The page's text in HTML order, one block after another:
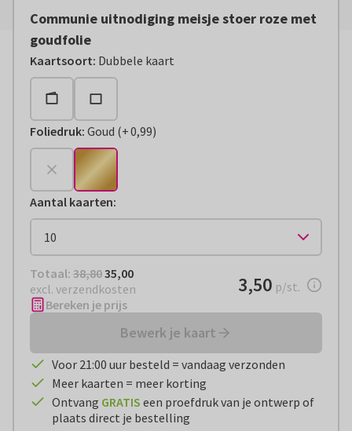
Communie uitnodiging meisje stoer roze met
goudfolie
Kaartsoort: Dubbele kaart
Foliedruk: Goud (
+€ 0,99
+0,99)
Aantal kaarten:
Totaal: € 35,00
Totaal: 38,8035,00
excl. verzendkosten
€ 3,50per stuk
3,50 p/st.
Bereken je prijs
Bewerk je kaart
Voor 21:00 uur besteld = vandaag verzonden
Meer kaarten = meer korting
Ontvang GRATIS een proefdruk van je ontwerp of
plaats direct je bestelling